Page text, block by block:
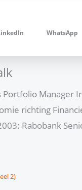
WhatsApp
Portfolio Manager
richting
Rabobank
2)